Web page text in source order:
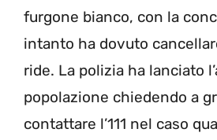
furgone bianco, con la
intanto ha dovuto
ride. La polizia ha lanciato
popolazione chiedendo a
contattare l’111 nel caso